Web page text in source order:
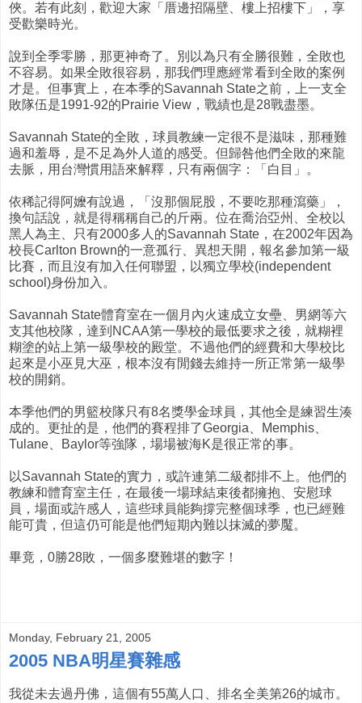
俠。若有此刻，歡迎大家「厝邊招隔壁、樓上招樓下」，享
受歡樂時光。
說到全季零勝，那更神奇了。別以為只有全勝很難，全敗也
不容易。如果全敗很容易，那我們理應經常看到全敗的案例
才是。但事實上，在本季的Savannah State之前，上一支全
敗隊伍是1991-92的Prairie View，戰績也是28戰盡墨。
Savannah State的全敗，球員教練一定很不是滋味，那種難
過和羞辱，是不足為外人道的感受。但歸咎他們全敗的來龍
去脈，用台灣慣用語來解釋，只有兩個字：「白目」。
依稀記得阿嬤有說過，「沒那個屁股，不要吃那種瀉藥」，
換句話說，就是得稱稱自己的斤兩。位在喬治亞州、全校以
黑人為主、只有2000多人的Savannah State，在2002年因為
校長Carlton Brown的一意孤行、異想天開，報名參加第一級
比賽，而且沒有加入任何聯盟，以獨立學校(independent
school)身份加入。
Savannah State體育室在一個月內火速成立女壘、男網等六
支其他校隊，達到NCAA第一學校的最低要求之後，就糊裡
糊塗的站上第一級學校的殿堂。不過他們的經費和大學校比
起來是小巫見大巫，根本沒有閒錢去維持一所正常第一級學
校的開銷。
本季他們的男籃校隊只有8名獎學金球員，其他全是練習生湊
成的。更扯的是，他們的賽程排了Georgia、Memphis、
Tulane、Baylor等強隊，場場被海K是很正常的事。
以Savannah State的實力，或許連第二級都排不上。他們的
教練和體育室主任，在最後一場球結束後都擁抱、安慰球
員，場面或許感人，這些球員能夠撐完整個球季，也已經難
能可貴，但這仍可能是他們短期內難以抹滅的夢魘。
畢竟，0勝28敗，一個多麼難堪的數字！
Monday, February 21, 2005
2005 NBA明星賽雜感
我從未去過丹佛，這個有55萬人口、排名全美第26的城市。